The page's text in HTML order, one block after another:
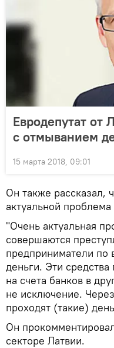
Евродепутат от
с отмыванием
15 марта 2018, 09:01
Он также рассказал,
актуальной
"Очень актуальная
совершаются
предприниматели по
деньги. Эти
на счета банков в
не исключение.
проходят (такие)
Он
секторе Латвии.